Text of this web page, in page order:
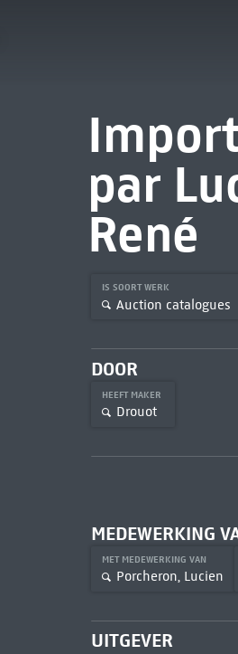
par
René
IS SOORT WERK
Auction catalogues
DOOR
HEEFT MAKER
Drouot
MEDEWERKING
MET MEDEWERKING VAN
Porcheron, Lucien
UITGEVER